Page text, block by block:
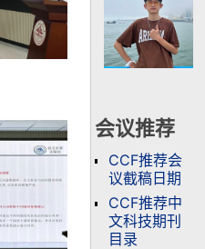
会议推荐
CCF推荐会
议截稿日期
CCF推荐中
文科技期刊
目录